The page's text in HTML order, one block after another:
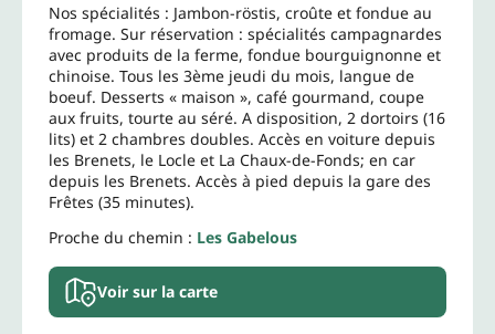
Nos spécialités : Jambon-röstis, croûte et fondue au
fromage. Sur réservation : spécialités campagnardes
avec produits de la ferme, fondue bourguignonne et
chinoise. Tous les 3ème jeudi du mois, langue de
boeuf. Desserts « maison », café gourmand, coupe
aux fruits, tourte au séré. A disposition, 2 dortoirs (16
lits) et 2 chambres doubles. Accès en voiture depuis
les Brenets, le Locle et La Chaux-de-Fonds; en car
depuis les Brenets. Accès à pied depuis la gare des
Frêtes (35 minutes).
Proche du chemin : Les Gabelous
Voir sur la carte